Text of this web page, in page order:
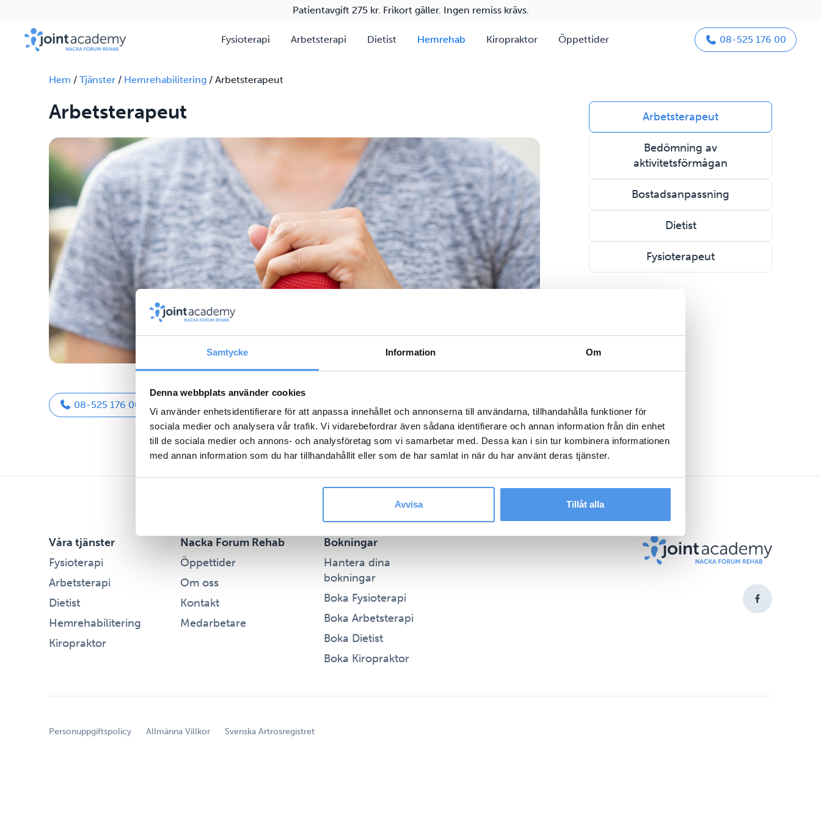
Samtycke Information Om
Denna webbplats använder cookies
Vi använder enhetsidentifierare för att anpassa innehållet och annonserna till användarna, tillhandahålla funktioner för
sociala medier och analysera vår trafik. Vi vidarebefordrar även sådana identifierare och annan information från din enhet
till de sociala medier och annons- och analysföretag som vi samarbetar med. Dessa kan i sin tur kombinera informationen
med annan information som du har tillhandahållit eller som de har samlat in när du har använt deras tjänster.
Avvisa Tillåt alla
Patientavgift 275 kr. Frikort gäller. Ingen remiss krävs.
Fysioterapi Arbetsterapi Dietist Hemrehab Kiropraktor Öppettider 08-525 176 00
Hem / Tjänster / Hemrehabilitering / Arbetsterapeut
Arbetsterapeut
08-525 176 00
Arbetsterapeut
Bedömning av
aktivitetsförmågan
Bostadsanpassning
Dietist
Fysioterapeut
Våra tjänster
Fysioterapi
Arbetsterapi
Dietist
Hemrehabilitering
Kiropraktor
Nacka Forum Rehab
Öppettider
Om oss
Kontakt
Medarbetare
Bokningar
Hantera dina
bokningar
Boka Fysioterapi
Boka Arbetsterapi
Boka Dietist
Boka Kiropraktor
Personuppgiftspolicy Allmänna Villkor Svenska Artrosregistret